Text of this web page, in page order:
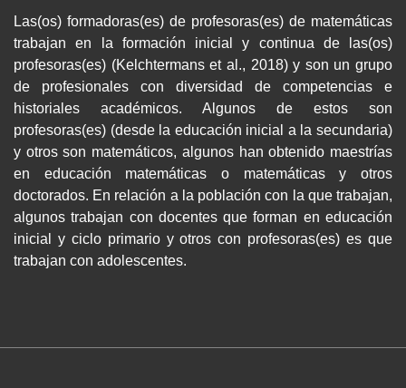
Las(os) formadoras(es) de profesoras(es) de matemáticas
trabajan en la formación inicial y continua de las(os)
profesoras(es) (Kelchtermans et al., 2018) y son un grupo
de profesionales con diversidad de competencias e
historiales académicos. Algunos de estos son
profesoras(es) (desde la educación inicial a la secundaria)
y otros son matemáticos, algunos han obtenido maestrías
en educación matemáticas o matemáticas y otros
doctorados. En relación a la población con la que trabajan,
algunos trabajan con docentes que forman en educación
inicial y ciclo primario y otros con profesoras(es) es que
trabajan con adolescentes.